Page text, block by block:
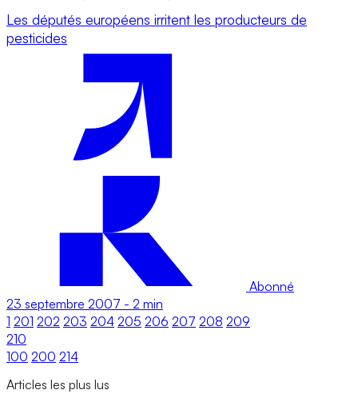
Les députés européens irritent les producteurs de
pesticides
Abonné
23 septembre 2007 - 2 min
1 201 202 203 204 205 206 207 208 209
210
100 200 214
Articles les plus lus